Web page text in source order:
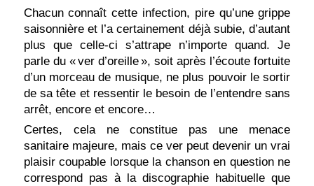
Chacun connaît cette infection, pire qu’une grippe
saisonnière et l’a certainement déjà subie, d’autant
plus que celle-ci s’attrape n’importe quand. Je
parle du « ver d’oreille », soit après l’écoute fortuite
d’un morceau de musique, ne plus pouvoir le sortir
de sa tête et ressentir le besoin de l’entendre sans
arrêt, encore et encore…
Certes, cela ne constitue pas une menace
sanitaire majeure, mais ce ver peut devenir un vrai
plaisir coupable lorsque la chanson en question ne
correspond pas à la discographie habituelle que